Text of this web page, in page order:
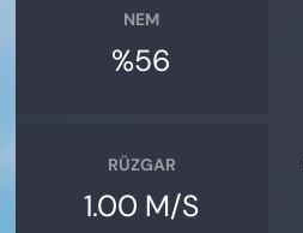
NEM
%56
RÜZGAR
1.00 M/S